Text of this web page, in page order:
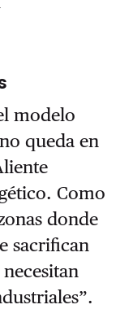
modelo
queda en
Como
donde
sacrifican